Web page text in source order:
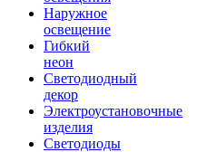
Наружное
освещение
Гибкий
неон
Светодиодный
декор
Электроустановочные
изделия
Светодиоды